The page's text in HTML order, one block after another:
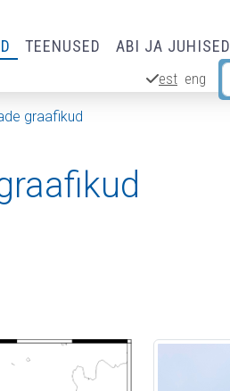
TEENUSED ABI JA JUHISED
est eng
graafikud